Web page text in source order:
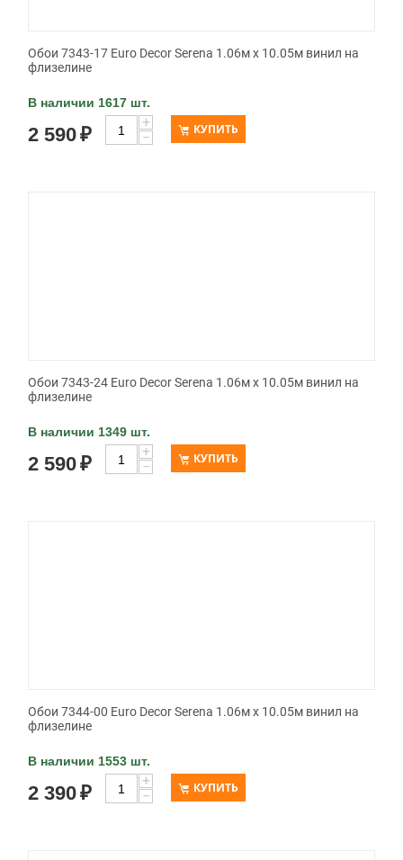
Обои 7343-17 Euro Decor Serena 1.06м x 10.05м винил на
флизелине
В наличии 1617 шт.
2 590₽
+
−
КУПИТЬ
Обои 7343-24 Euro Decor Serena 1.06м x 10.05м винил на
флизелине
В наличии 1349 шт.
2 590₽
+
−
КУПИТЬ
Обои 7344-00 Euro Decor Serena 1.06м x 10.05м винил на
флизелине
В наличии 1553 шт.
2 390₽
+
−
КУПИТЬ